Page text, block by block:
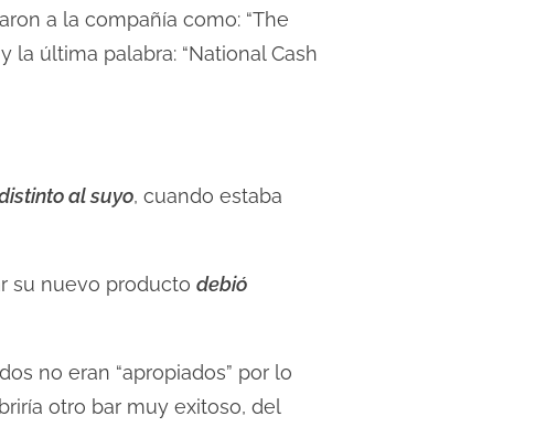
a la compañía como: “The
la última palabra: “National Cash
al suyo, cuando estaba
su nuevo producto debió
no eran “apropiados” por lo
otro bar muy exitoso, del